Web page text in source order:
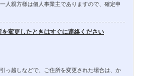
人親方様は個人事業主でありますので、確定申
を変更したときはすぐに連絡ください
っ越しなどで、ご住所を変更された場合は、か